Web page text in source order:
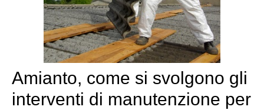
Amianto, come si svolgono gli
interventi di manutenzione per